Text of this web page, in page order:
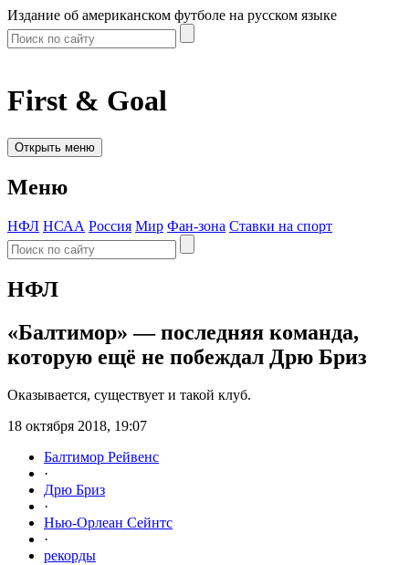
Издание об американском футболе на русском языке
First & Goal
Открыть меню
Меню
НФЛ НСАА Россия Мир Фан-зона Ставки на спорт
НФЛ
«Балтимор» — последняя команда,
которую ещё не побеждал Дрю Бриз
Оказывается, существует и такой клуб.
18 октября 2018, 19:07
Балтимор Рейвенс
·
Дрю Бриз
·
Нью-Орлеан Сейнтс
·
рекорды